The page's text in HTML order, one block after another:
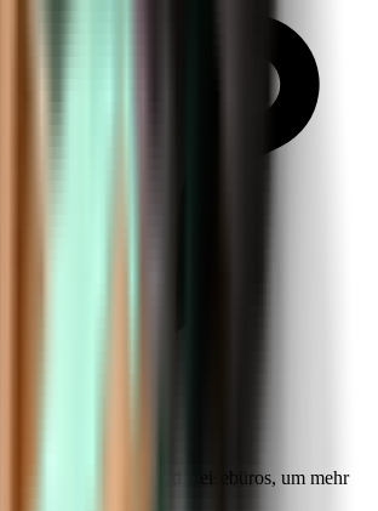
und Reisebüros, um mehr
Preise anzubieten.